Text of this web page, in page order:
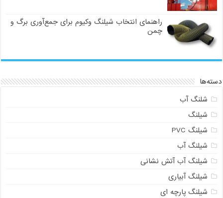
راهنمای انتخاب شیلنگ وکیوم برای جمع‌آوری برگ و
چمن
دسته‌ها
شلنگ آب
شیلنگ
شیلنگ PVC
شیلنگ آب
شیلنگ آب آتش نشانی
شیلنگ آبیاری
شیلنگ پارچه ای